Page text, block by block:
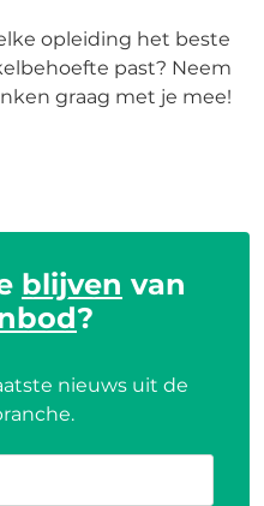
opleiding het beste
past? Neem
graag met je mee!
blijven van
?
nieuws uit de